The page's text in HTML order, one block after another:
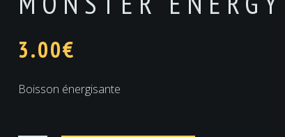
3.00€
Boisson énergisante